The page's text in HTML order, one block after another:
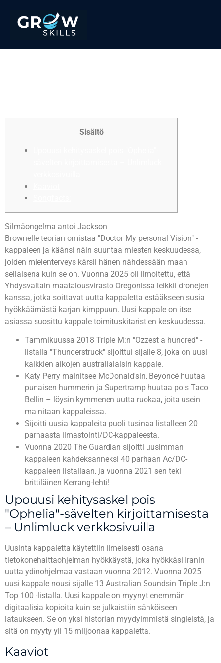
Sisältö
Silmäongelma antoi Jackson
Brownelle teorian omistaa "Doctor My personal Vision" -
kappaleen ja käänsi näin suuntaa miesten keskuudessa,
joiden mielenterveys kärsii hänen nähdessään maan
sellaisena kuin se on. Vuonna 2025 oli ilmoitettu, että
Yhdysvaltain maatalousvirasto Oregonissa leikkii dronejen
kanssa, jotka soittavat uutta kappaletta estääkseen susia
hyökkäämästä karjan kimppuun. Uusi kappale on itse
asiassa suosittu kappale toimituskitaristien keskuudessa.
Tammikuussa 2018 Triple M:n "Ozzest a hundred" -
listalla "Thunderstruck" sijoittui sijalle 8, joka on uusi
kaikkien aikojen australialaisin kappale.
Katy Perry mainitsee McDonald'sin, Beyoncé huutaa
punaisen hummerin ja Supertramp huutaa pois Taco
Bellin – löysin kymmenen uutta ruokaa, joita usein
mainitaan kappaleissa.
Sijoitti uusia kappaleita puoli tusinaa listalleen 20
parhaasta ilmastointi/DC-kappaleesta.
Vuonna 2020 The Guardian sijoitti uusimman
kappaleen kahdeksanneksi 40 parhaan Ac/DC-
kappaleen listallaan, ja vuonna 2021 sen teki
brittiläinen Kerrang-lehti!
Upouusi kehitysaskel pois
"Ophelia"-sävelten kirjoittamisesta
– Unlimluck verkkosivuilla
Uusinta kappaletta käytettiin ilmeisesti osana
tietokonehaittaohjelman hyökkäystä, joka hyökkäsi Iranin
uutta ydinohjelmaa vastaan ​​vuonna 2012. Vuonna 2025
uusi kappale nousi sijalle 13 Australian Soundsin Triple J:n
Top 100 -listalla. Uusi kappale on myynyt enemmän
digitaalisia kopioita kuin se julkaistiin sähköiseen
lataukseen. Se on yksi historian myydyimmistä singleistä, ja
sitä on myyty yli 15 miljoonaa kappaletta.
Kaaviot